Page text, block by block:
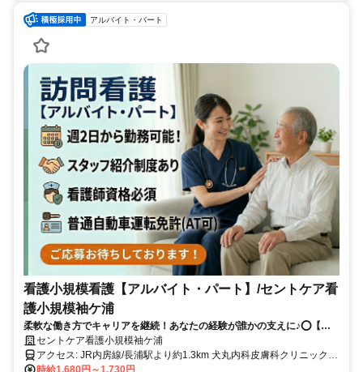
アルバイト・パート
看護小規模看護【アルバイト・パート】/セントケア看
護小規模袖ケ浦
柔軟な働き方でキャリアを継続！あなたの経験が誰かの支えに♪⭕️【研
修あり・交通費支給】
セントケア看護小規模袖ケ浦
アクセス: JR内房線/長浦駅より約1.3km 犬丸内科皮膚科クリニックよ
り140m ＜マイカー通勤可/駐車場完備＞
時給1,680円～1,730円